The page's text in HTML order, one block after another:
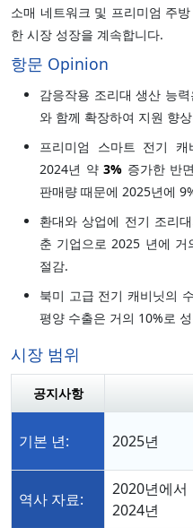
소매 네트워크 및 프리미엄 주
한 시장 성장을 계속합니다.
항문 Opinion
감응작용 조리대 생산 능력
와 함께 확장하여 지원 향
프리미엄 스마트 전기 캐
2024년 약 3% 증가한 반
판매량 때문에 2025년에
환대와 상업에 전기 조리
춘 기업으로 2025 년에
절감.
북미 고급 전기 캐비닛의
평양 수출은 거의 10%로
시장 범위
공지사항
기본 년: 2025년
역사 자료:
2020년에서
2024년